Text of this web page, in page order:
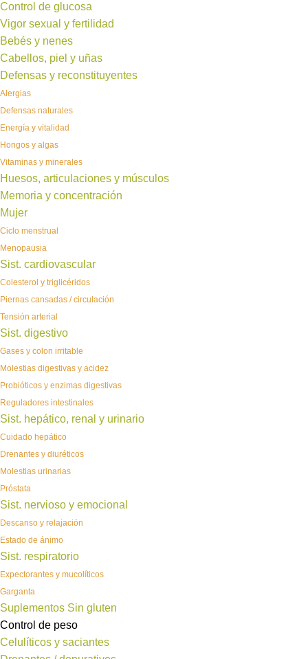
Control de glucosa
Vigor sexual y fertilidad
Bebés y nenes
Cabellos, piel y uñas
Defensas y reconstituyentes
Alergias
Defensas naturales
Energía y vitalidad
Hongos y algas
Vitaminas y minerales
Huesos, articulaciones y músculos
Memoria y concentración
Mujer
Ciclo menstrual
Menopausia
Sist. cardiovascular
Colesterol y triglicéridos
Piernas cansadas / circulación
Tensión arterial
Sist. digestivo
Gases y colon irritable
Molestias digestivas y acidez
Probióticos y enzimas digestivas
Reguladores intestinales
Sist. hepático, renal y urinario
Cuidado hepático
Drenantes y diuréticos
Molestias urinarias
Próstata
Sist. nervioso y emocional
Descanso y relajación
Estado de ánimo
Sist. respiratorio
Expectorantes y mucolíticos
Garganta
Suplementos Sin gluten
Control de peso
Celulíticos y saciantes